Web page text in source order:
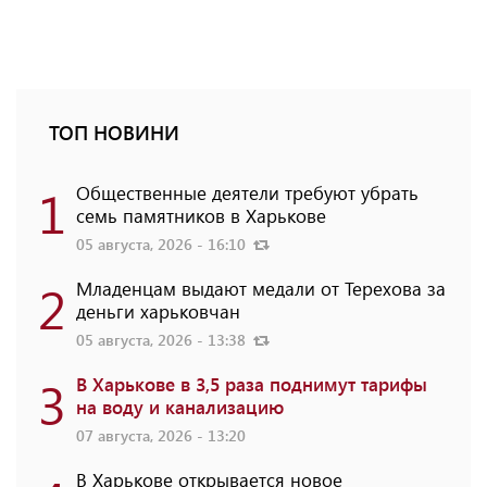
ТОП НОВИНИ
1 Общественные деятели требуют убрать
семь памятников в Харькове
05 августа, 2026 - 16:10
2 Младенцам выдают медали от Терехова за
деньги харьковчан
05 августа, 2026 - 13:38
3 В Харькове в 3,5 раза поднимут тарифы
на воду и канализацию
07 августа, 2026 - 13:20
В Харькове открывается новое